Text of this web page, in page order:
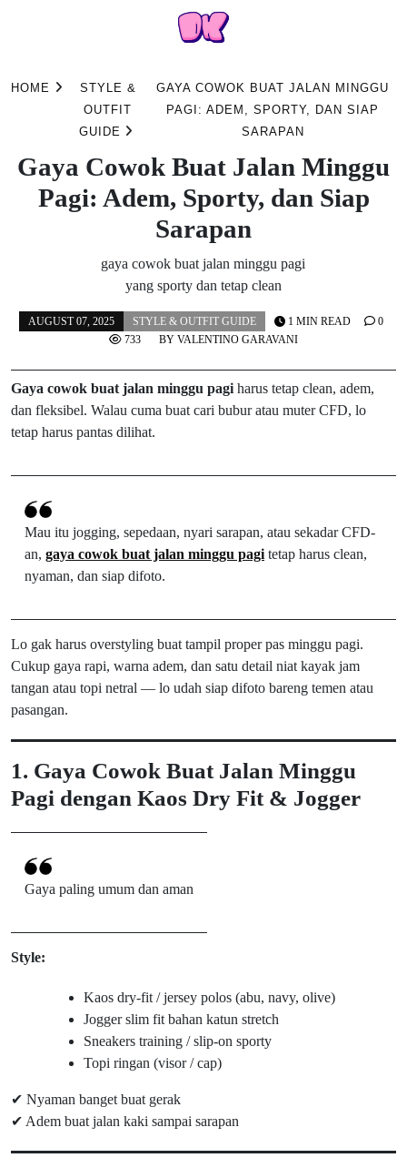
HOME
STYLE &
OUTFIT
GUIDE
GAYA COWOK BUAT JALAN MINGGU
PAGI: ADEM, SPORTY, DAN SIAP
SARAPAN
Gaya Cowok Buat Jalan Minggu
Pagi: Adem, Sporty, dan Siap
Sarapan
gaya cowok buat jalan minggu pagi
yang sporty dan tetap clean
AUGUST 07, 2025
STYLE & OUTFIT GUIDE
BY VALENTINO GARAVANI
1 MIN READ
0
733
Gaya cowok buat jalan minggu pagi harus tetap clean, adem,
dan fleksibel. Walau cuma buat cari bubur atau muter CFD, lo
tetap harus pantas dilihat.
Mau itu jogging, sepedaan, nyari sarapan, atau sekadar CFD-
an, gaya cowok buat jalan minggu pagi tetap harus clean,
nyaman, dan siap difoto.
Lo gak harus overstyling buat tampil proper pas minggu pagi.
Cukup gaya rapi, warna adem, dan satu detail niat kayak jam
tangan atau topi netral — lo udah siap difoto bareng temen atau
pasangan.
1. Gaya Cowok Buat Jalan Minggu
Pagi dengan Kaos Dry Fit & Jogger
Gaya paling umum dan aman
Style:
Kaos dry-fit / jersey polos (abu, navy, olive)
Jogger slim fit bahan katun stretch
Sneakers training / slip-on sporty
Topi ringan (visor / cap)
✔ Nyaman banget buat gerak
✔ Adem buat jalan kaki sampai sarapan